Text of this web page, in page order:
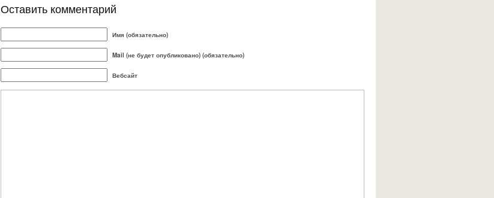
Оставить комментарий
Имя (обязательно)
Mail (не будет опубликовано) (обязательно)
Вебсайт